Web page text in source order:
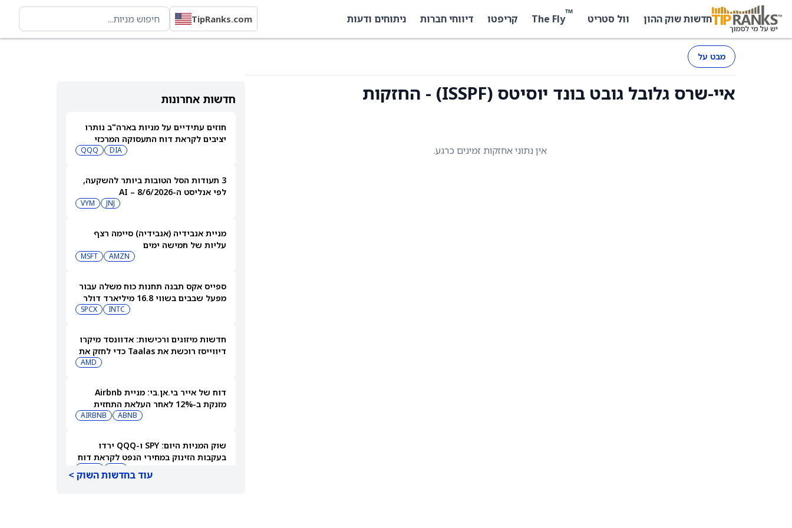
חדשות שוק ההון וול סטריט ™
The Fly קריפטו דיווחי חברות ניתוחים ודעות TipRanks.com
מבט על
איי-שרס גלובל גובט בונד יוסיטס (ISSPF) - החזקות
אין נתוני אחזקות זמינים כרגע.
חדשות אחרונות
חוזים עתידיים על מניות בארה"ב נותרו
יציבים לקראת דוח התעסוקה המרכזי
DIA
QQQ
3 תעודות הסל הטובות ביותר להשקעה,
לפי אנליסט ה-AI – 8/6/2026
JNJ
VYM
מניית אנבידיה (אנבידיה) סיימה רצף
עליות של חמישה ימים
AMZN
MSFT
ספייס אקס תבנה תחנות כוח משלה עבור
מפעל שבבים בשווי 16.8 מיליארד דולר
INTC
SPCX
חדשות מיזוגים ורכישות: אדוונסד מיקרו
דיווייסז רוכשת את Taalas כדי לחזק את
AMD
דוח של אייר בי.אן.בי: מניית Airbnb
מזנקת ב-12% לאחר העלאת התחזית
ABNB
AIRBNB
שוק המניות היום: SPY ו-QQQ ירדו
בעקבות הזינוק במחירי הנפט לקראת דוח
עוד בחדשות השוק >